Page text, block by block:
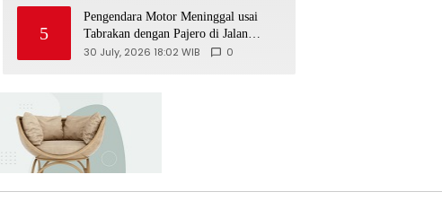
5
Pengendara Motor Meninggal usai
Tabrakan dengan Pajero di Jalan
Wonosari-Yogyakarta, Diduga Masuk
30 July, 2026 18:02 WIB 0